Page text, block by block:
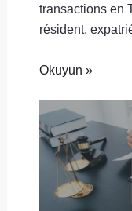
transactions en
résident,
Okuyun »